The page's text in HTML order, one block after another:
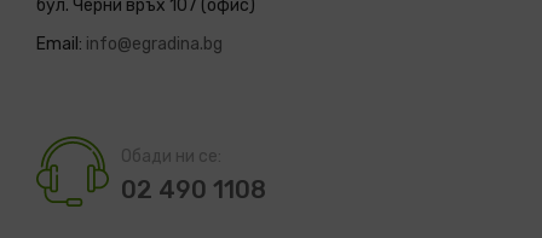
бул. Черни връх 107 (офис)
Email: info@egradina.bg
Обади ни се:
02 490 1108